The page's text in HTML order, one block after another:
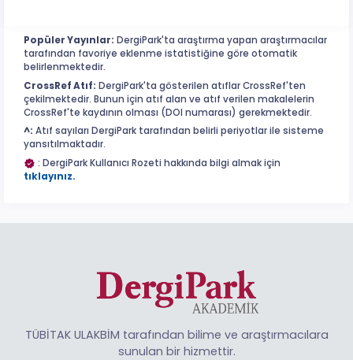
Popüler Yayınlar: DergiPark'ta araştırma yapan araştırmacılar
tarafından favoriye eklenme istatistiğine göre otomatik
belirlenmektedir.
CrossRef Atıf: DergiPark'ta gösterilen atıflar CrossRef'ten
çekilmektedir. Bunun için atıf alan ve atıf verilen makalelerin
CrossRef'te kaydının olması (DOI numarası) gerekmektedir.
^: Atıf sayıları DergiPark tarafından belirli periyotlar ile sisteme
yansıtılmaktadır.
: DergiPark Kullanıcı Rozeti hakkında bilgi almak için
tıklayınız.
TÜBİTAK ULAKBİM tarafından bilime ve araştırmacılara
sunulan bir hizmettir.